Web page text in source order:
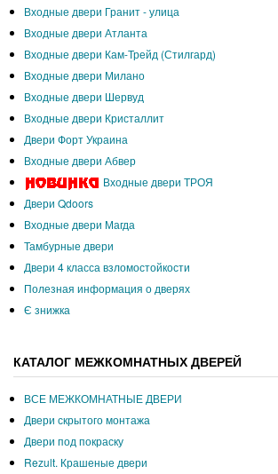
Входные двери Гранит - улица
Входные двери Атланта
Входные двери Кам-Трейд (Стилгард)
Входные двери Милано
Входные двери Шервуд
Входные двери Кристаллит
Двери Форт Украина
Входные двери Абвер
Входные двери ТРОЯ
Двери Qdoors
Входные двери Магда
Тамбурные двери
Двери 4 класса взломостойкости
Полезная информация о дверях
Є знижка
КАТАЛОГ МЕЖКОМНАТНЫХ ДВЕРЕЙ
ВСЕ МЕЖКОМНАТНЫЕ ДВЕРИ
Двери скрытого монтажа
Двери под покраску
Rezult. Крашеные двери